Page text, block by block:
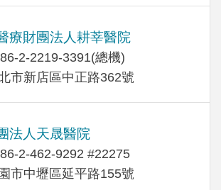
療財團法人耕莘醫院
2-2219-3391(總機)
市新店區中正路362號
法人天晟醫院
2-462-9292 #22275
市中壢區延平路155號